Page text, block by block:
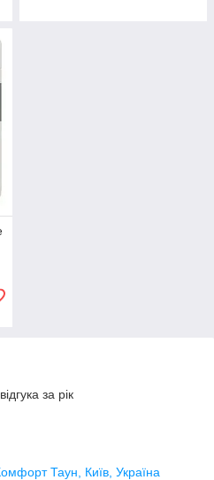
за рік
Таун, Київ, Україна